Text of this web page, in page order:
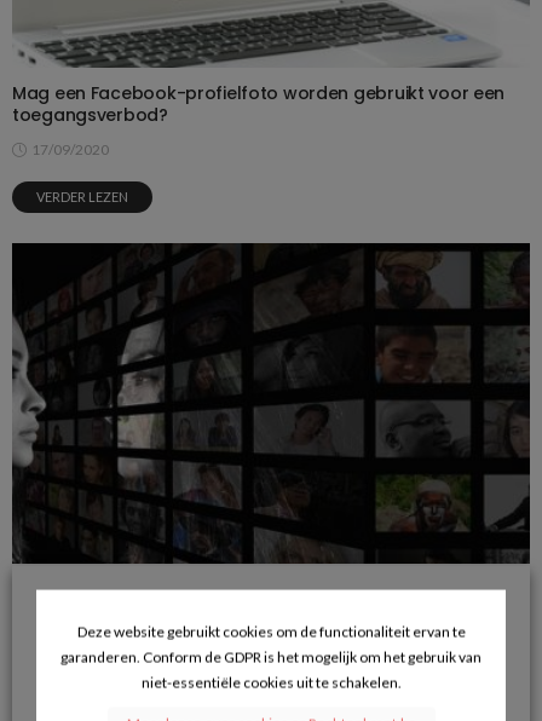
Mag een Facebook-profielfoto worden gebruikt voor een
toegangsverbod?
17/09/2020
VERDER LEZEN
Opnieuw een stap dichter bij klacht tegen Facebook
14/11/2017
VERDER LEZEN
Deze website gebruikt cookies om de functionaliteit ervan te
garanderen. Conform de GDPR is het mogelijk om het gebruik van
niet-essentiële cookies uit te schakelen.